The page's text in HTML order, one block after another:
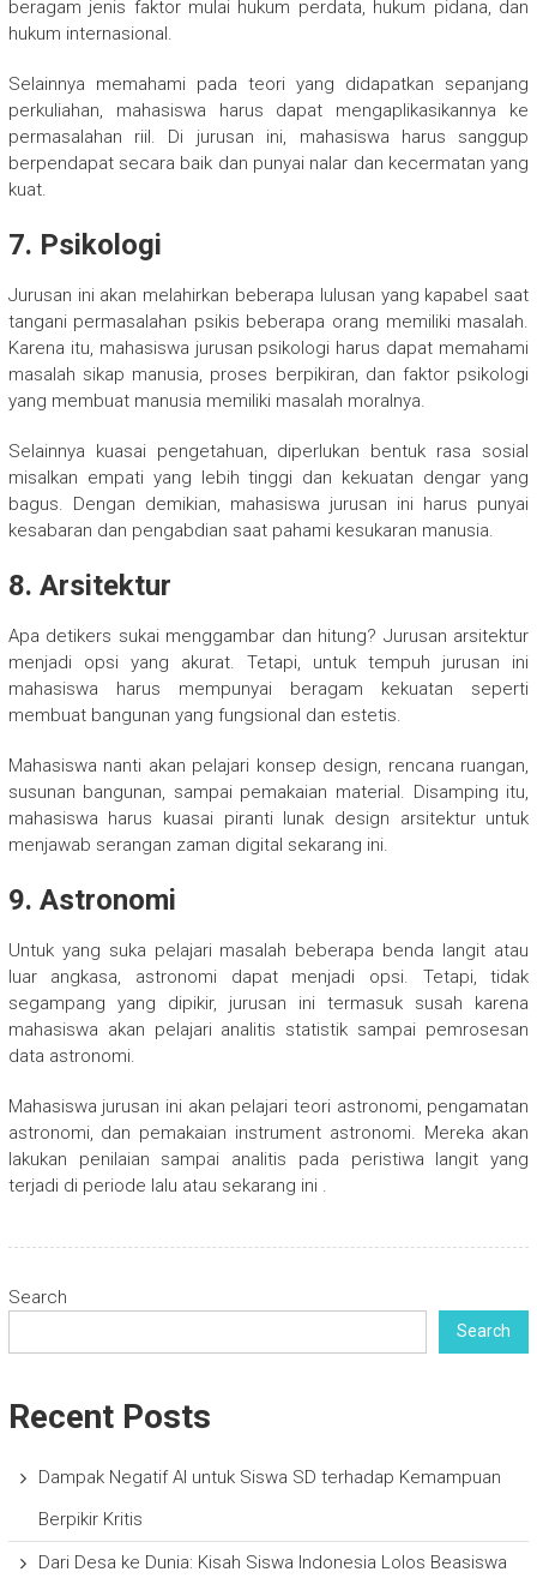
beragam jenis faktor mulai hukum perdata, hukum pidana, dan
hukum internasional.
Selainnya memahami pada teori yang didapatkan sepanjang
perkuliahan, mahasiswa harus dapat mengaplikasikannya ke
permasalahan riil. Di jurusan ini, mahasiswa harus sanggup
berpendapat secara baik dan punyai nalar dan kecermatan yang
kuat.
7. Psikologi
Jurusan ini akan melahirkan beberapa lulusan yang kapabel saat
tangani permasalahan psikis beberapa orang memiliki masalah.
Karena itu, mahasiswa jurusan psikologi harus dapat memahami
masalah sikap manusia, proses berpikiran, dan faktor psikologi
yang membuat manusia memiliki masalah moralnya.
Selainnya kuasai pengetahuan, diperlukan bentuk rasa sosial
misalkan empati yang lebih tinggi dan kekuatan dengar yang
bagus. Dengan demikian, mahasiswa jurusan ini harus punyai
kesabaran dan pengabdian saat pahami kesukaran manusia.
8. Arsitektur
Apa detikers sukai menggambar dan hitung? Jurusan arsitektur
menjadi opsi yang akurat. Tetapi, untuk tempuh jurusan ini
mahasiswa harus mempunyai beragam kekuatan seperti
membuat bangunan yang fungsional dan estetis.
Mahasiswa nanti akan pelajari konsep design, rencana ruangan,
susunan bangunan, sampai pemakaian material. Disamping itu,
mahasiswa harus kuasai piranti lunak design arsitektur untuk
menjawab serangan zaman digital sekarang ini.
9. Astronomi
Untuk yang suka pelajari masalah beberapa benda langit atau
luar angkasa, astronomi dapat menjadi opsi. Tetapi, tidak
segampang yang dipikir, jurusan ini termasuk susah karena
mahasiswa akan pelajari analitis statistik sampai pemrosesan
data astronomi.
Mahasiswa jurusan ini akan pelajari teori astronomi, pengamatan
astronomi, dan pemakaian instrument astronomi. Mereka akan
lakukan penilaian sampai analitis pada peristiwa langit yang
terjadi di periode lalu atau sekarang ini .
Search
Search
Recent Posts
Dampak Negatif AI untuk Siswa SD terhadap Kemampuan
Berpikir Kritis
Dari Desa ke Dunia: Kisah Siswa Indonesia Lolos Beasiswa